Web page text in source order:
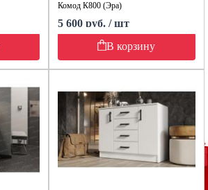
Комод К800 (Эра)
5 600 руб. / шт
В корзину